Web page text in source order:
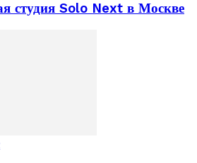
студия Solo Next в Москве